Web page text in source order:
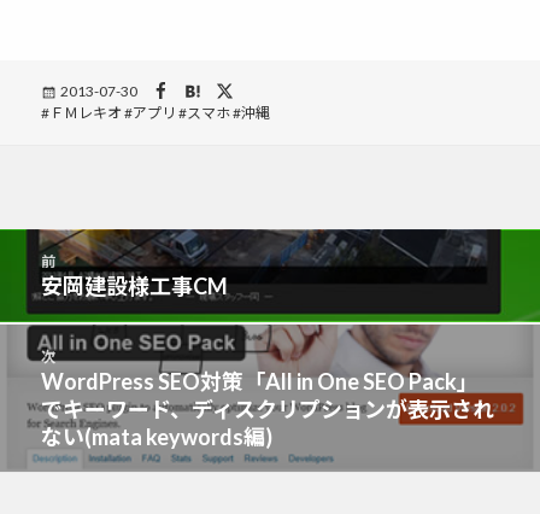
Posted
on
2013-07-30
TagsＦＭレキオ アプリ スマホ 沖縄
ビ
ン
前
前
の
投
稿:
安岡建設様工事CM
次
次
の
投
稿:
WordPress SEO対策「All in One SEO Pack」
でキーワード、ディスクリプションが表示され
ない(mata keywords編)